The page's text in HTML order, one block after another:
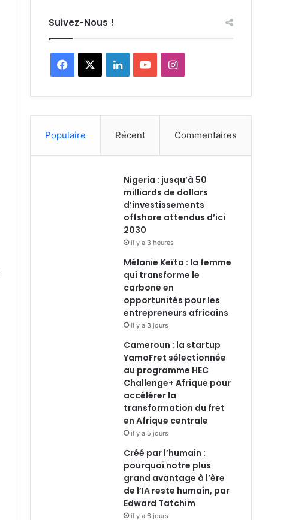
Suivez-Nous !
Facebook LinkedinYouTubeInstagram
Populaire Récent Commentaires
Nigeria : jusqu’à 50
milliards de dollars
d’investissements
offshore attendus d’ici
2030
il y a 3 heures
Mélanie Keïta : la femme
qui transforme le
carbone en
opportunités pour les
entrepreneurs africains
il y a 3 jours
Cameroun : la startup
YamoFret sélectionnée
au programme HEC
Challenge+ Afrique pour
accélérer la
transformation du fret
en Afrique centrale
il y a 5 jours
Créé par l’humain :
pourquoi notre plus
grand avantage à l’ère
de l’IA reste humain, par
Edward Tatchim
il y a 6 jours